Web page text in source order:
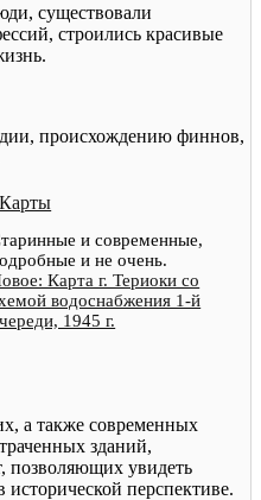
существовали
строились красивые
происхождению финнов,
Карты
и современные,
и не очень.
Карта г. Териоки со
водоснабжения 1-й
1945 г.
а также современных
зданий,
позволяющих увидеть
исторической перспективе.